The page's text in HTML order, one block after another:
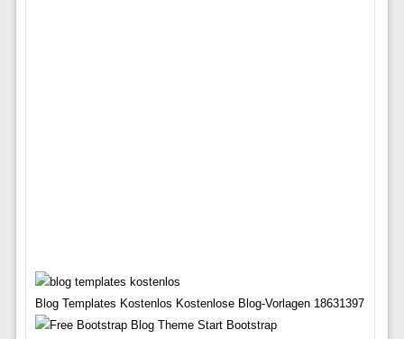
Blog Templates Kostenlos Kostenlose Blog-Vorlagen 18631397